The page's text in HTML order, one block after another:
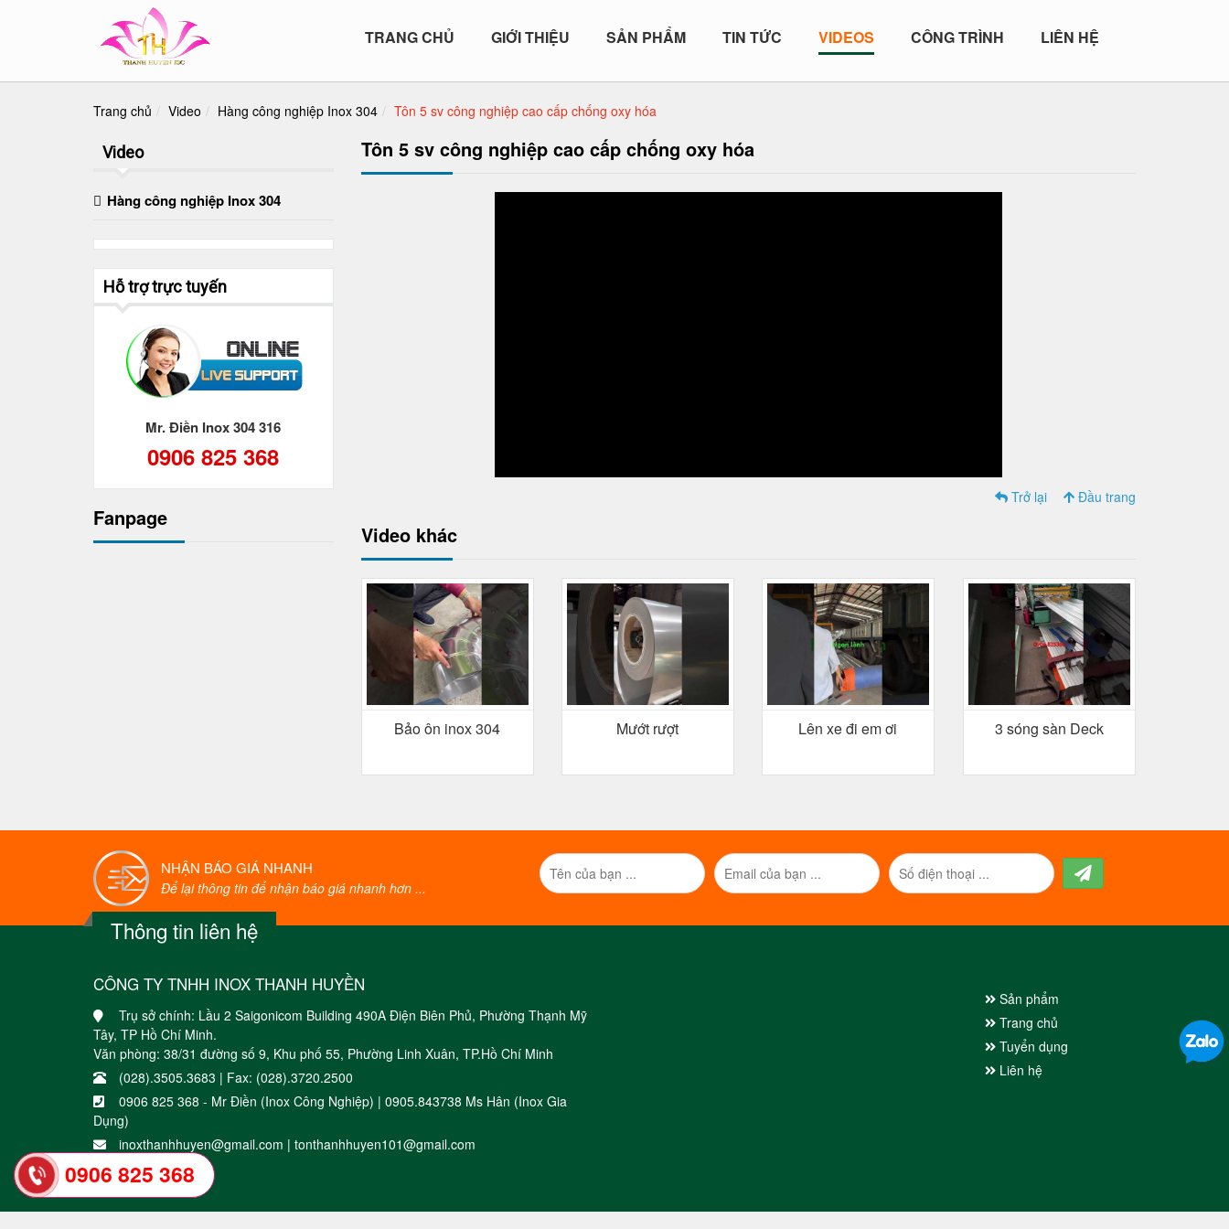
TRANG CHỦ GIỚI THIỆU SẢN PHẨM TIN TỨC VIDEOS CÔNG TRÌNH LIÊN HỆ
Trang chủ Video Hàng công nghiệp Inox 304 Tôn 5 sv công nghiệp cao cấp chống oxy hóa
Tôn 5 sv công nghiệp cao cấp chống oxy hóa
Trở lại Đầu trang
Video khác
Bảo ôn inox 304 Mướt rượt Lên xe đi em ơi 3 sóng sàn Deck
Video
Hàng công nghiệp Inox 304
Hỗ trợ trực tuyến
Mr. Điền Inox 304 316
0906 825 368
Fanpage
NHẬN BÁO GIÁ NHANH
Để lại thông tin để nhận báo giá nhanh hơn ...
Thông tin liên hệ
CÔNG TY TNHH INOX THANH HUYỀN
Trụ sở chính: Lầu 2 Saigonicom Building 490A Điện Biên Phủ, Phường Thạnh Mỹ
Tây, TP Hồ Chí Minh.
Văn phòng: 38/31 đường số 9, Khu phố 55, Phường Linh Xuân, TP.Hồ Chí Minh
(028).3505.3683 | Fax: (028).3720.2500
0906 825 368 - Mr Điền (Inox Công Nghiệp) | 0905.843738 Ms Hân (Inox Gia
Dụng)
inoxthanhhuyen@gmail.com | tonthanhhuyen101@gmail.com
Phát triển bởiDos.vn
Sản phẩm
Trang chủ
Tuyển dụng
Liên hệ
0906 825 368